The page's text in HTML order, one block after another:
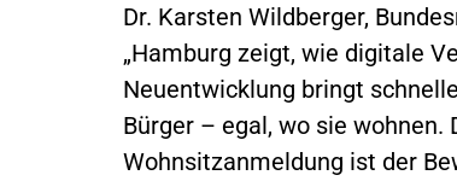
Dr. Karsten Wildberger,
„Hamburg zeigt, wie digitale
Neuentwicklung bringt
Bürger – egal, wo sie
Wohnsitzanmeldung ist der